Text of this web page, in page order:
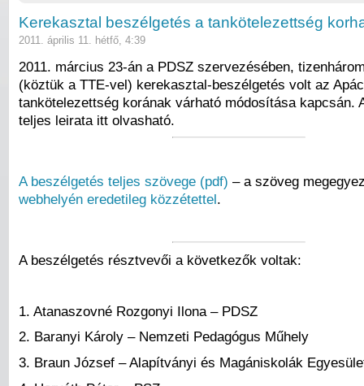
Kerekasztal beszélgetés a tankötelezettség
2011. április 11. hétfő, 4:39
2011. március 23-án a PDSZ szervezésében,
(köztük a TTE-vel) kerekasztal-beszélgetés volt az
tankötelezettség korának várható módosítása kapcsán.
teljes leirata itt olvasható.
A beszélgetés teljes szövege (pdf) – a szöveg
webhelyén eredetileg közzétettel.
A beszélgetés résztvevői a következők voltak:
1. Atanaszovné Rozgonyi Ilona – PDSZ
2. Baranyi Károly – Nemzeti Pedagógus Műhely
3. Braun József – Alapítványi és Magániskolák